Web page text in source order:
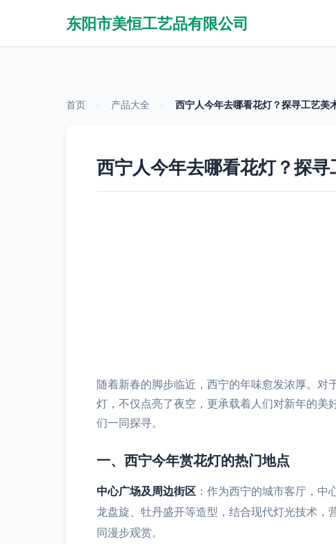
东阳市美恒工艺品有限公司
首页 产品大全 西宁人今年去哪看花灯？探寻工艺美
西宁人今年去哪看花灯？探
随着新春的脚步临近，西宁的年味愈发浓厚。
灯，不仅点亮了夜空，更承载着人们对新年的
们一同探寻。
一、西宁今年赏花灯的热门地点
中心广场及周边街区 ：作为西宁的城市客厅，中
龙盘旋、牡丹盛开等造型，结合现代灯光技术
同漫步观赏。